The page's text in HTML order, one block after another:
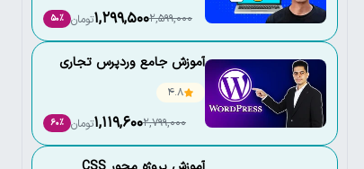
2,599,000
1,299,500تومان 50٪
آموزش جامع وردپرس تجاری
4.8
2,799,000
1,119,600تومان 60٪